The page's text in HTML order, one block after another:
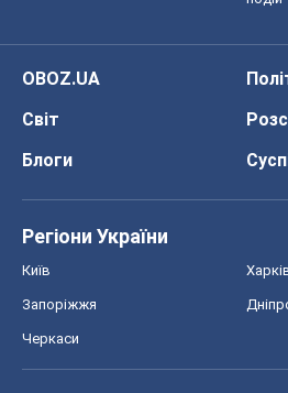
OBOZ.UA
Світ
Блоги
Регіони України
Київ
Запоріжжя
Черкаси